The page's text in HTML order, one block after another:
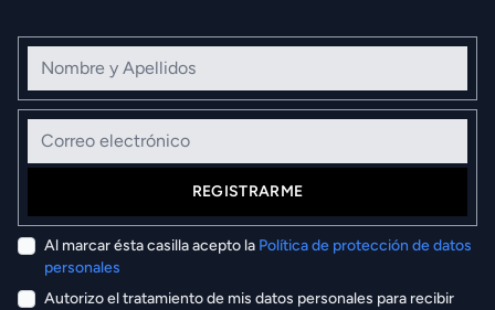
Nombre y Apellidos
Correo electrónico
REGISTRARME
Al marcar ésta casilla acepto la Política de protección de datos
personales
Autorizo el tratamiento de mis datos personales para recibir